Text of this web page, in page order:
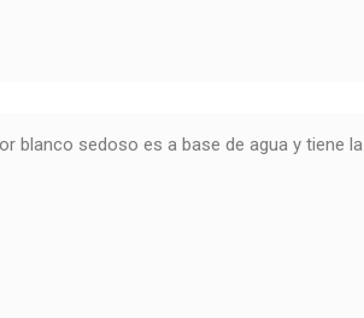
blanco sedoso es a base de agua y tiene